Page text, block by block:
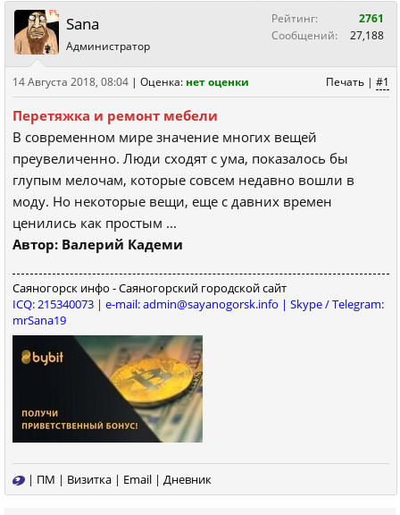
Sana
Администратор
Рейтинг:
2761
Сообщений:
27,188
Печать | #1
14 Августа 2018, 08:04 | Оценка: нет оценки
Перетяжка и ремонт мебели
В современном мире значение многих вещей
преувеличенно. Люди сходят с ума, показалось бы
глупым мелочам, которые совсем недавно вошли в
моду. Но некоторые вещи, еще с давних времен
ценились как простым ...
Автор: Валерий Кадеми
Саяногорск инфо - Саяногорский городской сайт
ICQ: 215340073 | e-mail: admin@sayanogorsk.info | Skype / Telegram:
mrSana19
| ПМ | Визитка | Email | Дневник